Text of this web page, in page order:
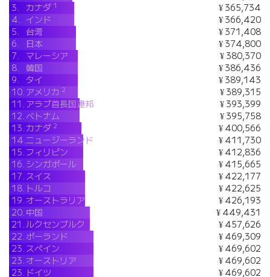
3.
カナダ 1
¥ 365,734
4.
インド
¥ 366,420
5.
台湾
¥ 371,408
6.
日本
¥ 374,800
7.
マレーシア
¥ 380,370
8.
韓国
¥ 386,436
9.
タイ
¥ 389,143
10. アメリカ 2
¥ 389,315
11. アラブ首長国連邦
¥ 393,399
12.ベトナム
¥ 395,758
13.カナダ 2
¥ 400,566
14.ニュージーランド
¥ 411,730
15. フィリピン
¥ 412,836
16. シンガポール
¥ 415,665
17. スイス
¥ 422,177
18. トルコ
¥ 422,625
19.オーストラリア
¥ 426,193
20. 中国
¥ 449,431
21.ルクセンブルク
¥ 457,626
22. ポーランド
¥ 469,309
23. スペイン
¥ 469,602
23.オーストリア
¥ 469,602
23. ドイツ
¥ 469,602